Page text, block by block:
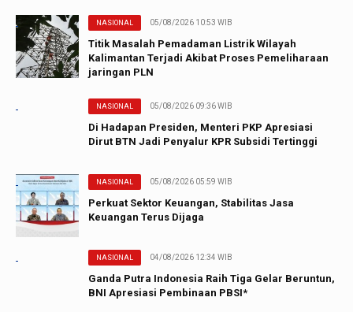
NASIONAL 05/08/2026 10:53 WIB
Titik Masalah Pemadaman Listrik Wilayah
Kalimantan Terjadi Akibat Proses Pemeliharaan
jaringan PLN
NASIONAL 05/08/2026 09:36 WIB
Di Hadapan Presiden, Menteri PKP Apresiasi
Dirut BTN Jadi Penyalur KPR Subsidi Tertinggi
NASIONAL 05/08/2026 05:59 WIB
Perkuat Sektor Keuangan, Stabilitas Jasa
Keuangan Terus Dijaga
NASIONAL 04/08/2026 12:34 WIB
Ganda Putra Indonesia Raih Tiga Gelar Beruntun,
BNI Apresiasi Pembinaan PBSI*